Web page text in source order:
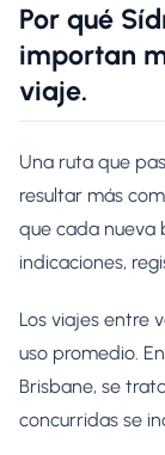
Por qué
importan
viaje.
Una ruta que
resultar más
que cada nueva
indicaciones,
Los viajes entre
uso promedio.
Brisbane, se
concurridas se